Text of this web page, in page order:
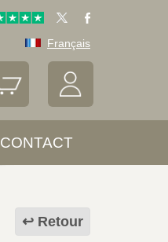
Français
CONTACT
Retour